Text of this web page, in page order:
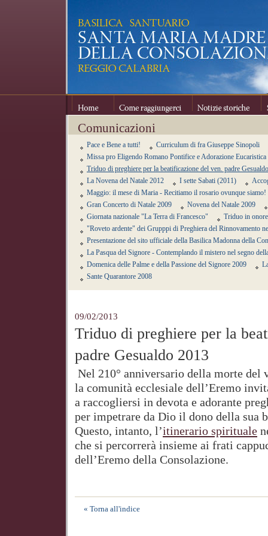
Home Come raggiungerci Notizie storiche
Comunicazioni
Pace e Bene a tutti!
Curriculum di fra Giuseppe Sinopoli
Missa pro Eligendo Romano Pontifice e Adorazione Eucaristica
Triduo di preghiere per la beatificazione del ven. padre
La Novena del Natale 2012
I sette Sabati (2011)
Maggio: il mese di Maria - Recitiamo il rosario ovunque siamo!
Gran Concerto di Natale 2009
Novena del Natale 2009
Giornata nazionale "La Terra di Francesco"
Triduo in
"Roveto ardente" dei Grupppi di Preghiera del Rinnovamento
Presentazione del sito ufficiale della Basilica Madonna della
La Pasqua del Signore - Contemplando il mistero nel segno
Domenica delle Palme e della Passione del Signore 2009
Sante Quarantore 2008
09/02/2013
Triduo di preghiere per la
padre Gesualdo 2013
Nel 210° anniversario della morte del
la comunità ecclesiale dell’Eremo
a raccogliersi in devota e adorante
per impetrare da Dio il dono della sua
Questo, intanto, l’itinerario spirituale
che si percorrerà insieme ai frati
dell’Eremo della Consolazione.
« Torna all'indice